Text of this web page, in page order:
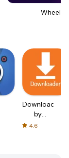
Wheel
Downloader
by
AFTVnews
4.6